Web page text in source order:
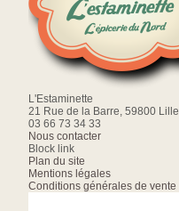
L'Estaminette
21 Rue de la Barre, 59800 Lille
03 66 73 34 33
Nous contacter
Block link
Plan du site
Mentions légales
Conditions générales de vente